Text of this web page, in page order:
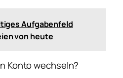
Aufgabenfeld
von heute
Konto wechseln?